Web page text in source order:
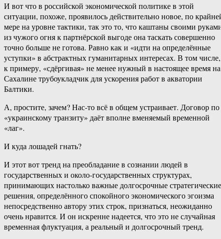
И вот что в российской экономической политике в этой
ситуации, похоже, проявилось действительно новое, по
мере на уровне тактики, так это то, что каштаны своими
из чужого огня к партнёрской выгоде она таскать совершенно
точно больше не готова. Равно как и «идти на определённые
уступки» в абстрактных гуманитарных интересах. В том числе,
к примеру, «сдёргивая» не менее нужный в настоящее время на
Сахалине трубоукладчик для ускорения работ в акватории
Балтики.
А, простите, зачем? Нас-то всё в общем устраивает. Договор по
«украинскому транзиту» даёт вполне вменяемый временной
«лаг».
И куда лошадей гнать?
И этот вот тренд на преобладание в сознании людей в
государственных и около-государственных структурах,
принимающих настолько важные долгосрочные стратегические
решения, определённого спокойного экономического эгоизма
непосредственно автору этих строк, признаться, неожиданно
очень нравится. И он искренне надеется, что это не случайная
временная флуктуация, а реальный и долгосрочный тренд.